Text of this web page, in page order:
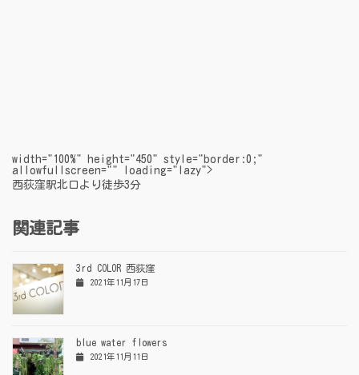
width="100%" height="450" style="border:0;"
allowfullscreen="" loading="lazy">
西荻窪駅北口より徒歩3分
関連記事
3rd COLOR 西荻窪
2021年11月17日
blue water flowers
2021年11月11日